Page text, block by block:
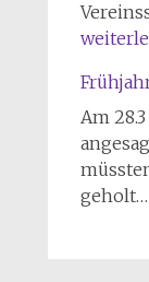
Am
geholt…